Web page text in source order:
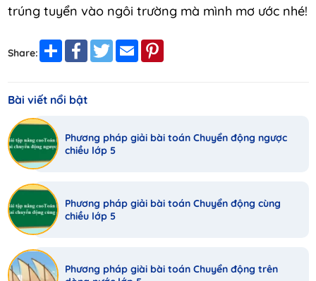
trúng tuyển vào ngôi trường mà mình mơ ước nhé!
Share:
ShareFacebook
TwitterEmailPinterest
Bài viết nổi bật
Phương pháp giải bài toán Chuyển động ngược
chiều lớp 5
Phương pháp giải bài toán Chuyển động cùng
chiều lớp 5
Phương pháp giài bài toán Chuyển động trên